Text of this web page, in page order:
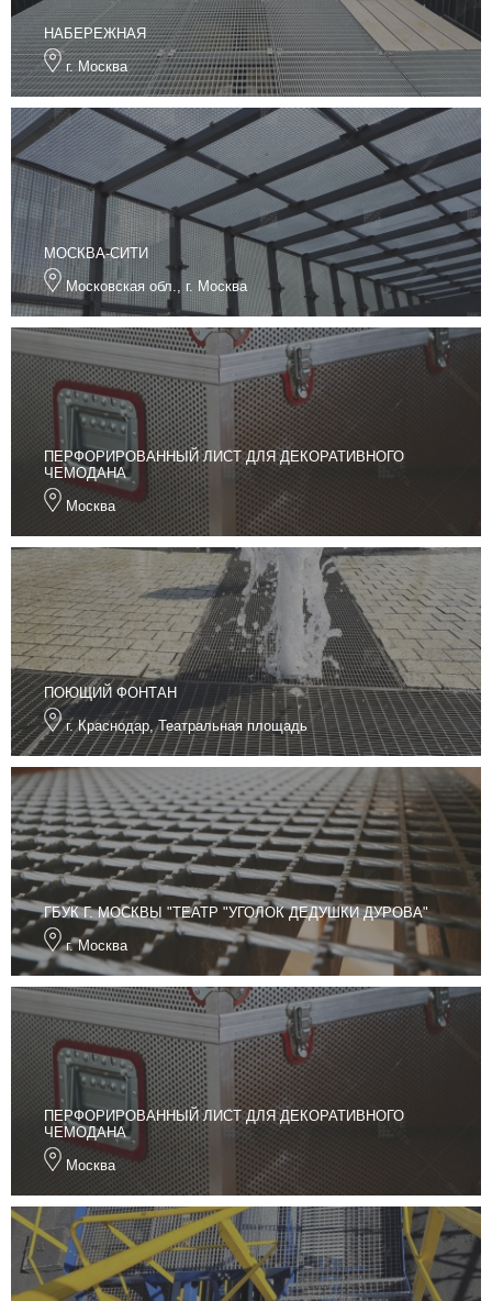
НАБЕРЕЖНАЯ
г. Москва
МОСКВА-СИТИ
Московская обл., г. Москва
ПЕРФОРИРОВАННЫЙ ЛИСТ ДЛЯ ДЕКОРАТИВНОГО
ЧЕМОДАНА
Москва
ПОЮЩИЙ ФОНТАН
г. Краснодар, Театральная площадь
ГБУК Г. МОСКВЫ "ТЕАТР "УГОЛОК ДЕДУШКИ ДУРОВА"
г. Москва
ПЕРФОРИРОВАННЫЙ ЛИСТ ДЛЯ ДЕКОРАТИВНОГО
ЧЕМОДАНА
Москва